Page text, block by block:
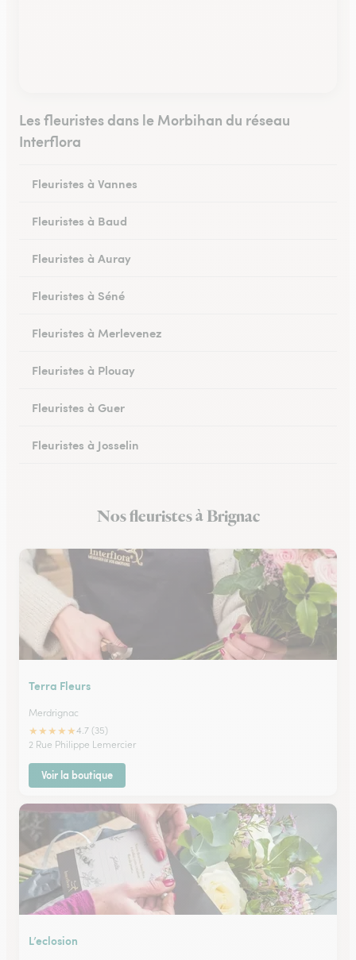
Les fleuristes dans le Morbihan du réseau
Interflora
Fleuristes à Vannes
Fleuristes à Baud
Fleuristes à Auray
Fleuristes à Séné
Fleuristes à Merlevenez
Fleuristes à Plouay
Fleuristes à Guer
Fleuristes à Josselin
Fleuristes à PontivyNos fleuristes à Brignac
Terra Fleurs
Merdrignac
★★★★★4.7 (35)
2 Rue Philippe Lemercier
Voir la boutique
L’eclosion